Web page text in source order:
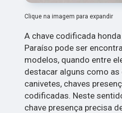
Clique na imagem para expandir
A chave codificada
Paraíso pode ser
modelos, quando entre
destacar alguns como as
canivetes, chaves
codificadas. Neste
chave presença precisa